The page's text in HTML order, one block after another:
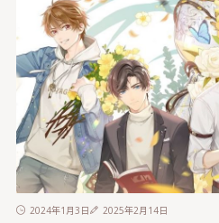
2024年1月3日 2025年2月14日